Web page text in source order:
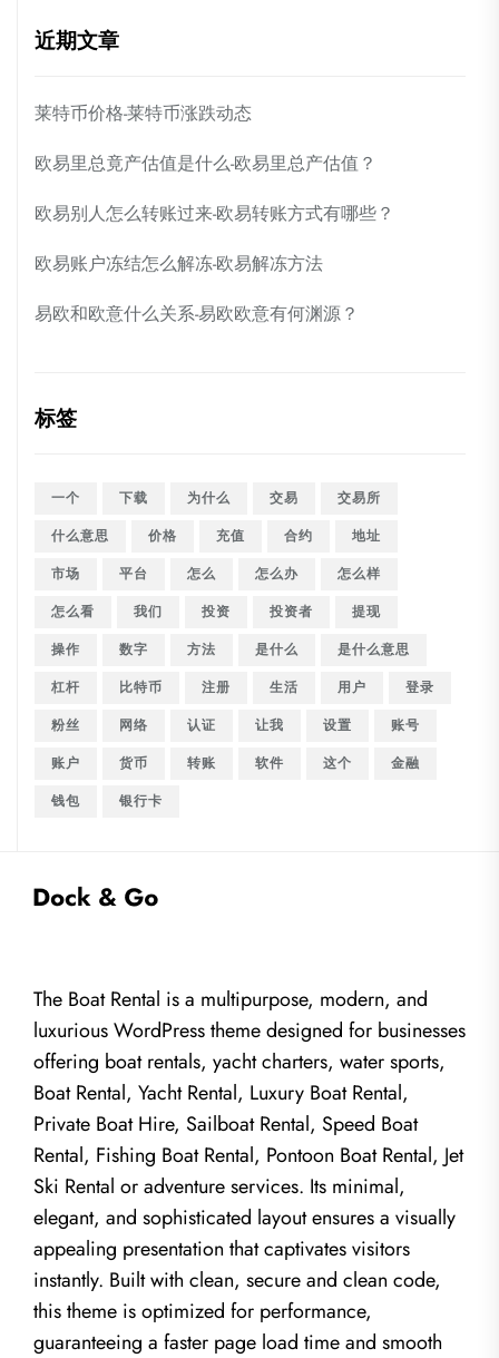
近期文章
莱特币价格-莱特币涨跌动态
欧易里总竟产估值是什么-欧易里总产估值？
欧易别人怎么转账过来-欧易转账方式有哪些？
欧易账户冻结怎么解冻-欧易解冻方法
易欧和欧意什么关系-易欧欧意有何渊源？
标签
一个 下载 为什么 交易
交易所
什么意思
价格 充值 合约
地址
市场
平台 怎么 怎么办
怎么样
怎么看
我们 投资 投资者
提现
操作
数字 方法 是什么
是什么意思
杠杆
比特币 注册 生活 用户
登录
粉丝
网络 认证 让我 设置
账号
账户
货币 转账 软件 这个
金融
钱包
银行卡
The Boat Rental is a multipurpose, modern, and
luxurious WordPress theme designed for businesses
offering boat rentals, yacht charters, water sports,
Boat Rental, Yacht Rental, Luxury Boat Rental,
Private Boat Hire, Sailboat Rental, Speed Boat
Rental, Fishing Boat Rental, Pontoon Boat Rental, Jet
Ski Rental or adventure services. Its minimal,
elegant, and sophisticated layout ensures a visually
appealing presentation that captivates visitors
instantly. Built with clean, secure and clean code,
this theme is optimized for performance,
guaranteeing a faster page load time and smooth